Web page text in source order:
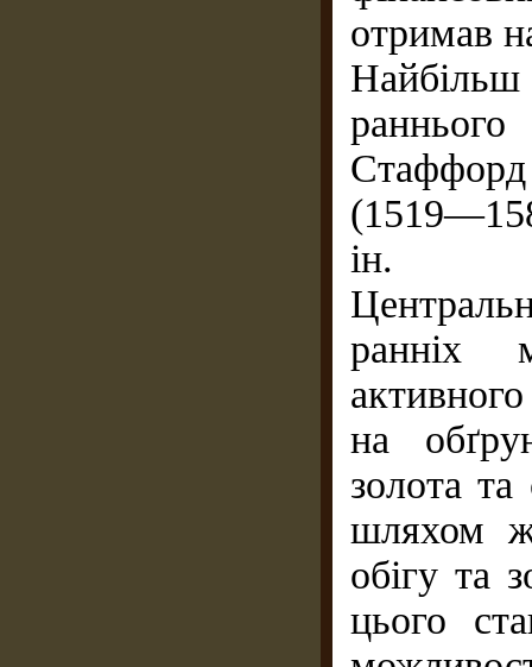
отримав
раннього
Стаффорд
ін.
ранніх
на
золота
шляхом
обігу та
цього